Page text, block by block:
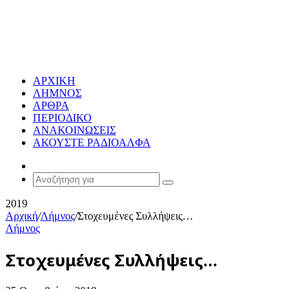
ΑΡΧΙΚΗ
ΛΗΜΝΟΣ
ΑΡΘΡΑ
ΠΕΡΙΟΔΙΚΟ
ΑΝΑΚΟΙΝΩΣΕΙΣ
ΑΚΟΥΣΤΕ ΡΑΔΙΟΑΛΦΑ
Article
Αναζήτηση
2019
Αρχική/Λήμνος/Στοχευμένες Συλλήψεις…
Λήμνος
Στοχευμένες Συλλήψεις…